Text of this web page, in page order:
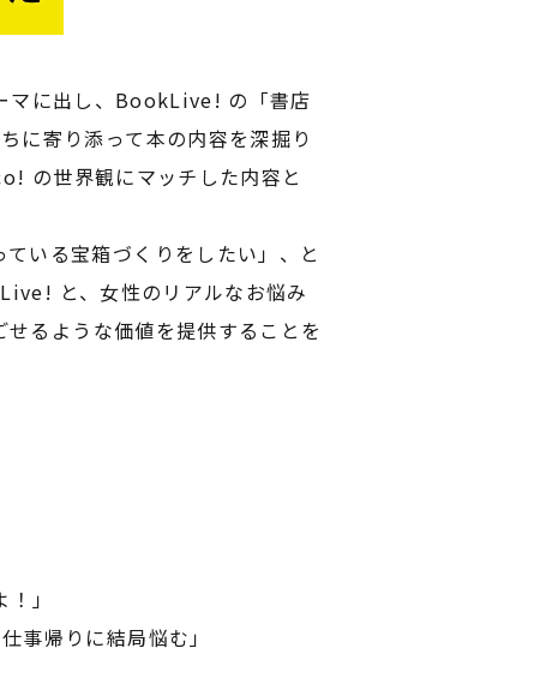
マに出し、BookLive! の「書店
に寄り添って本の内容を深掘り
の世界観にマッチした内容と
いる宝箱づくりをしたい」、と
と、女性のリアルなお悩み
るような価値を提供することを
」
事帰りに結局悩む」